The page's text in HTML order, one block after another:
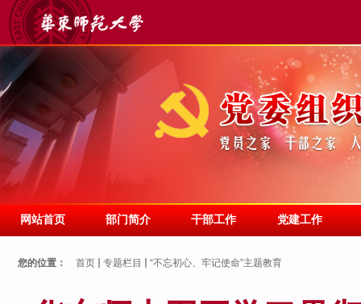
网站首页 部门简介 干部工作 党建工作
您的位置： 首页 专题栏目 “不忘初心、牢记使命”主题教育